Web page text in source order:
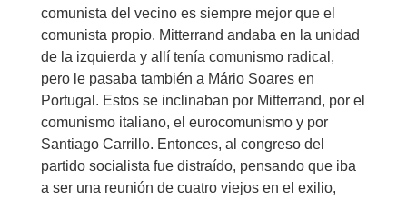
comunista del vecino es siempre mejor que el
comunista propio. Mitterrand andaba en la unidad
de la izquierda y allí tenía comunismo radical,
pero le pasaba también a Mário Soares en
Portugal. Estos se inclinaban por Mitterrand, por el
comunismo italiano, el eurocomunismo y por
Santiago Carrillo. Entonces, al congreso del
partido socialista fue distraído, pensando que iba
a ser una reunión de cuatro viejos en el exilio,